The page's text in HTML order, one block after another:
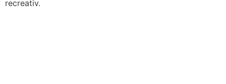
recreativ.